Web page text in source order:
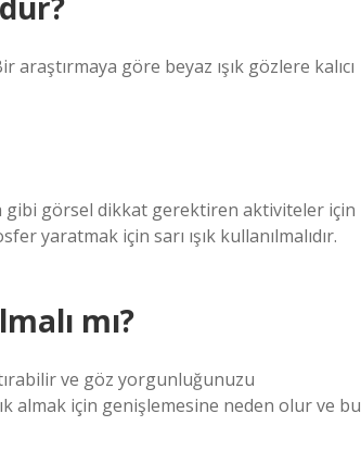
araştırmaya göre beyaz ışık gözlere kalıcı
gibi görsel dikkat gerektiren aktiviteler için
yaratmak için sarı ışık kullanılmalıdır.
mı?
ve göz yorgunluğunuzu
almak için genişlemesine neden olur ve bu